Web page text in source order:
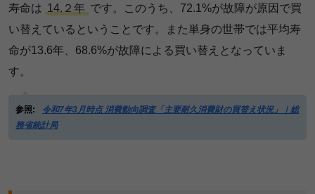
寿命は 14.２年 です。このうち、72.1%が故障が原因で買
い替えているということです。また単身の世帯では平均寿
命が13.6年、68.6%が故障による買い替えとなっていま
す。
参照:
令和7年3月時点 消費動向調査「主要耐久消費財の買替え状況」｜総
務省統計局